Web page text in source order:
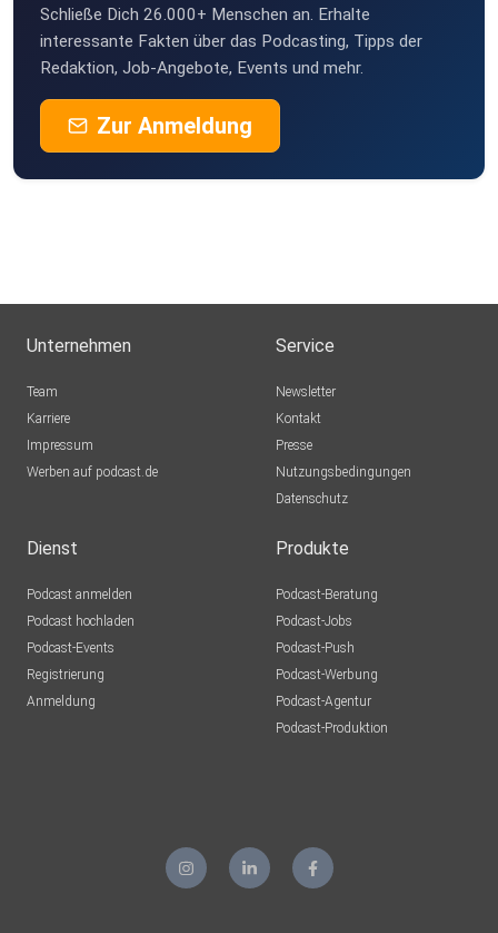
Schließe Dich 26.000+ Menschen an. Erhalte
interessante Fakten über das Podcasting, Tipps der
Redaktion, Job-Angebote, Events und mehr.
Zur Anmeldung
Unternehmen
Team
Karriere
Impressum
Werben auf podcast.de
Service
Newsletter
Kontakt
Presse
Nutzungsbedingungen
Datenschutz
Dienst
Podcast anmelden
Podcast hochladen
Podcast-Events
Registrierung
Anmeldung
Produkte
Podcast-Beratung
Podcast-Jobs
Podcast-Push
Podcast-Werbung
Podcast-Agentur
Podcast-Produktion